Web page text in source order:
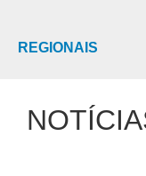
REGIONAIS